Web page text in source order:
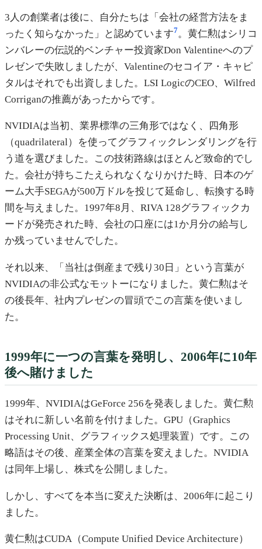
3人の創業者は後に、自分たちは「会社の経営方法をま
ったく知らなかった」と認めています7。黄仁勲はシリコ
ンバレーの伝説的ベンチャー投資家Don Valentineへのプ
レゼンで失敗しましたが、Valentineのセコイア・キャピ
タルはそれでも出資しました。LSI LogicのCEO、Wilfred
Corriganの推薦があったからです。
NVIDIAは当初、業界標準の三角形ではなく、四角形
（quadrilateral）を使ってグラフィックレンダリングを行
う道を選びました。この技術路線はほとんど致命的でし
た。会社が持ちこたえられなくなりかけた時、日本のゲ
ーム大手SEGAが500万ドルを投じて延命し、転換する時
間を与えました。1997年8月、RIVA 128グラフィックカ
ードが発売された時、会社の口座には1か月分の給与し
か残っていませんでした。
それ以来、「当社は倒産まで残り30日」という言葉が
NVIDIAの非公式なモットーになりました。黄仁勲はそ
の後長年、社内プレゼンの冒頭でこの言葉を使いまし
た。
1999年に一つの言葉を発明し、2006年に10年
後へ賭けました
1999年、NVIDIAはGeForce 256を発表しました。黄仁勲
はそれに新しい名前を付けました。GPU（Graphics
Processing Unit、グラフィックス処理装置）です。この
略語はその後、産業全体の言葉を変えました。NVIDIA
は同年上場し、株式を公開しました。
しかし、すべてを本当に変えた決断は、2006年に起こり
ました。
黄仁勲はCUDA（Compute Unified Device Architecture）